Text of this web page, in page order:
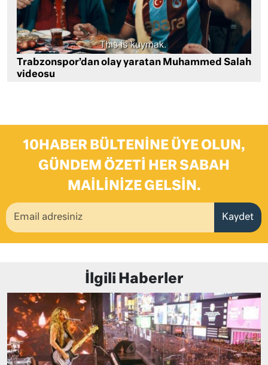
Trabzonspor’dan olay yaratan Muhammed Salah
videosu
10HABER BÜLTENINE ÜYE OLUN,
GÜNDEM ÖZETI HER SABAH
MAILINIZE GELSIN.
Kaydet
İlgili Haberler